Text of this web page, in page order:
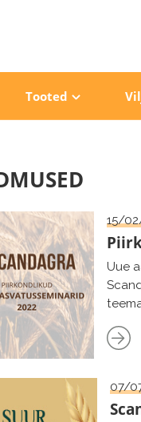
Tooted
15/
Uue
07/